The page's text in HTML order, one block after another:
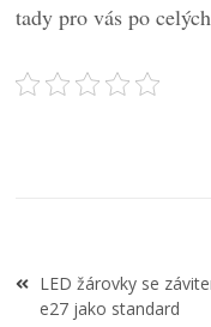
tady pro vás po
Navigace
pro
LED žárovky se
e27 jako standard